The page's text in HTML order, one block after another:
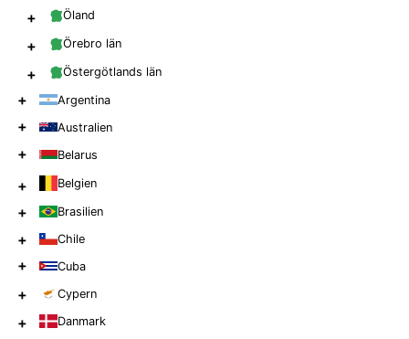
+ Öland
+ Örebro län
+ Östergötlands län
+ Argentina
+ Australien
+ Belarus
+ Belgien
+ Brasilien
+ Chile
+ Cuba
+ Cypern
+ Danmark